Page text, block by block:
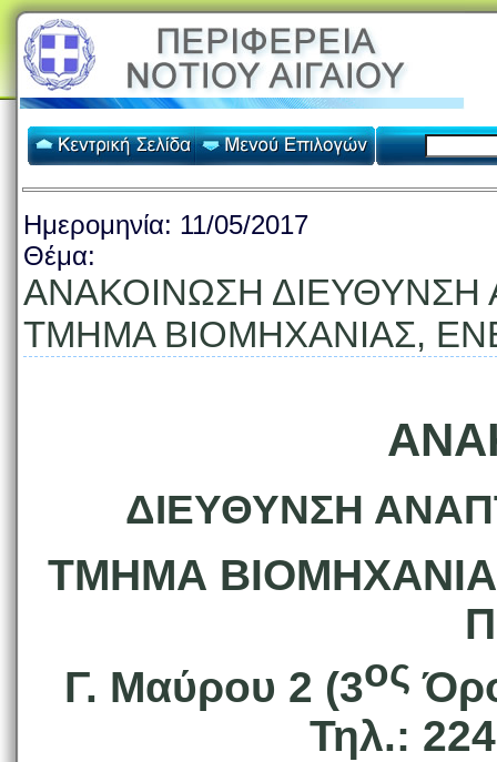
Ημερομηνία: 11/05/2017
Θέμα:
ΑΝΑΚΟΙΝΩΣΗ
ΤΜΗΜΑ ΒΙΟΜΗΧΑΝΙΑΣ,
ΔΙΕΥΘΥΝΣΗ
ΤΜΗΜΑ
Γ. Μαύρου 2 (3ος
Τηλ.: